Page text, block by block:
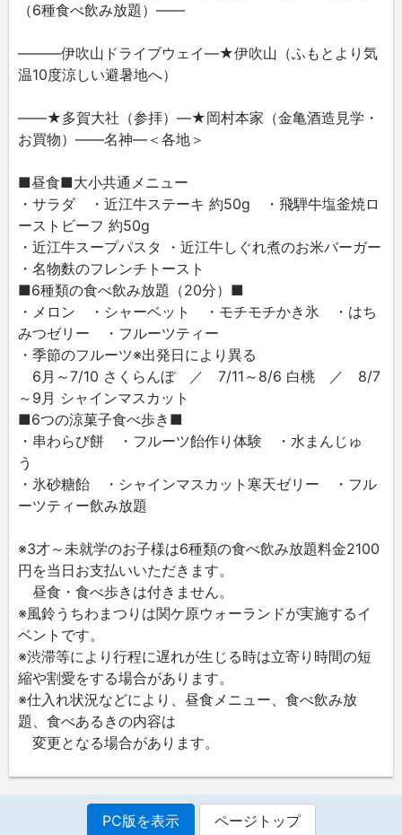
（6種食べ飲み放題）――
―――伊吹山ドライブウェイ―★伊吹山（ふもとより気
温10度涼しい避暑地へ）
――★多賀大社（参拝）―★岡村本家（金亀酒造見学・
お買物）――名神―＜各地＞
■昼食■大小共通メニュー
・サラダ ・近江牛ステーキ 約50g ・飛騨牛塩釜焼ロ
ーストビーフ 約50g
・近江牛スープパスタ ・近江牛しぐれ煮のお米バーガー
・名物麩のフレンチトースト
■6種類の食べ飲み放題（20分）■
・メロン ・シャーベット ・モチモチかき氷 ・はち
みつゼリー ・フルーツティー
・季節のフルーツ※出発日により異る
6月～7/10 さくらんぼ ／ 7/11～8/6 白桃 ／ 8/7
～9月 シャインマスカット
■6つの涼菓子食べ歩き■
・串わらび餅 ・フルーツ飴作り体験 ・水まんじゅ
う
・氷砂糖飴 ・シャインマスカット寒天ゼリー ・フル
ーツティー飲み放題
※3才～未就学のお子様は6種類の食べ飲み放題料金2100
円を当日お支払いいただきます。
昼食・食べ歩きは付きません。
※風鈴うちわまつりは関ケ原ウォーランドが実施するイ
ベントです。
※渋滞等により行程に遅れが生じる時は立寄り時間の短
縮や割愛をする場合があります。
※仕入れ状況などにより、昼食メニュー、食べ飲み放
題、食べあるきの内容は
変更となる場合があります。
PC版を表示 ページトップ